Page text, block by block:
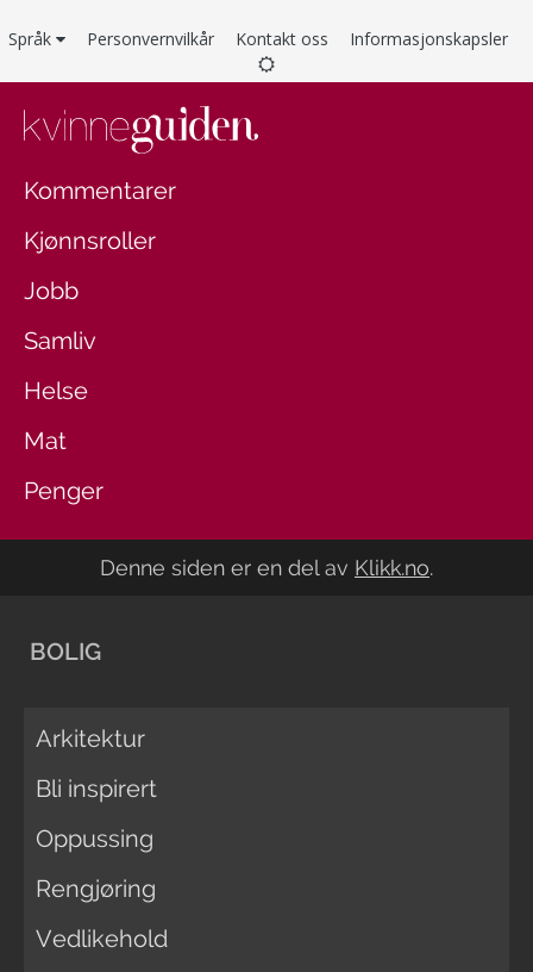
Språk Personvernvilkår Kontakt oss Informasjonskapsler
Kommentarer
Kjønnsroller
Jobb
Samliv
Helse
Mat
Penger
Denne siden er en del av Klikk.no.
BOLIG
Arkitektur
Bli inspirert
Oppussing
Rengjøring
Vedlikehold